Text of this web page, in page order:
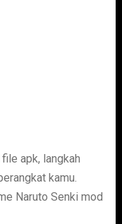
apk, langkah
kamu.
Naruto Senki mod